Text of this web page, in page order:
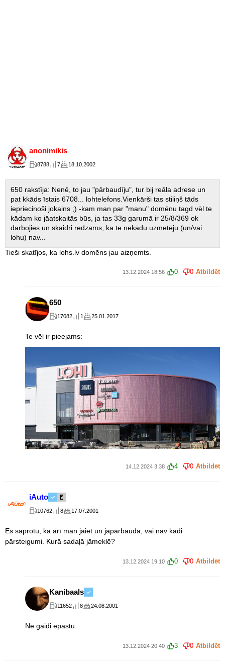
anonimikis
8788 7 18.10.2002
650 rakstīja: Nenē, to jau "pārbaudīju", tur bij reāla adrese un
pat kkāds īstais 6708... lohtelefons.Vienkārši tas stiliņš tāds
iepriecinoši jokains ;) -kam man par "manu" domēnu tagd vēl te
kādam ko jāatskaitās būs, ja tas 33g garumā ir 25/8/369 ok
darbojies un skaidri redzams, ka te nekādu uzmetēju (un/vai
lohu) nav...
Tieši skatījos, ka lohs.lv domēns jau aizņemts.
13.12.2024 18:56 0 0 Atbildēt
650
17082 1 25.01.2017
Te vēl ir pieejams:
14.12.2024 3:38 4 0 Atbildēt
iAuto
10762 8 17.07.2001
Es saprotu, ka arī man jāiet un jāpārbauda, vai nav kādi
pārsteigumi. Kurā sadaļā jāmeklē?
13.12.2024 19:10 0 0 Atbildēt
Kanibaals
11652 8 24.08.2001
Nē gaidi epastu.
13.12.2024 20:40 3 0 Atbildēt